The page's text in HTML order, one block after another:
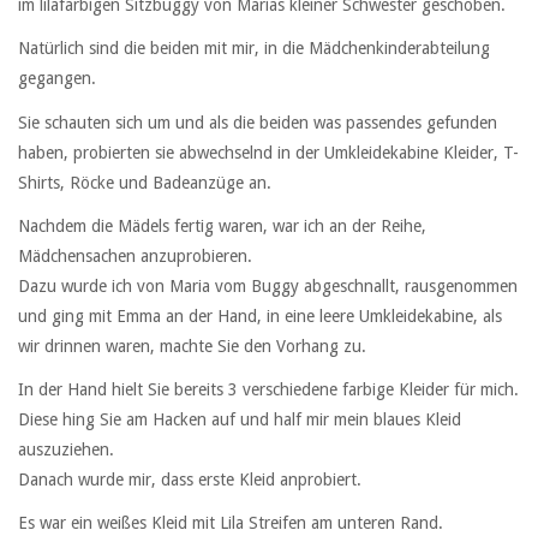
im lilafarbigen Sitzbuggy von Marias kleiner Schwester geschoben.
Natürlich sind die beiden mit mir, in die Mädchenkinderabteilung
gegangen.
Sie schauten sich um und als die beiden was passendes gefunden
haben, probierten sie abwechselnd in der Umkleidekabine Kleider, T-
Shirts, Röcke und Badeanzüge an.
Nachdem die Mädels fertig waren, war ich an der Reihe,
Mädchensachen anzuprobieren.
Dazu wurde ich von Maria vom Buggy abgeschnallt, rausgenommen
und ging mit Emma an der Hand, in eine leere Umkleidekabine, als
wir drinnen waren, machte Sie den Vorhang zu.
In der Hand hielt Sie bereits 3 verschiedene farbige Kleider für mich.
Diese hing Sie am Hacken auf und half mir mein blaues Kleid
auszuziehen.
Danach wurde mir, dass erste Kleid anprobiert.
Es war ein weißes Kleid mit Lila Streifen am unteren Rand.